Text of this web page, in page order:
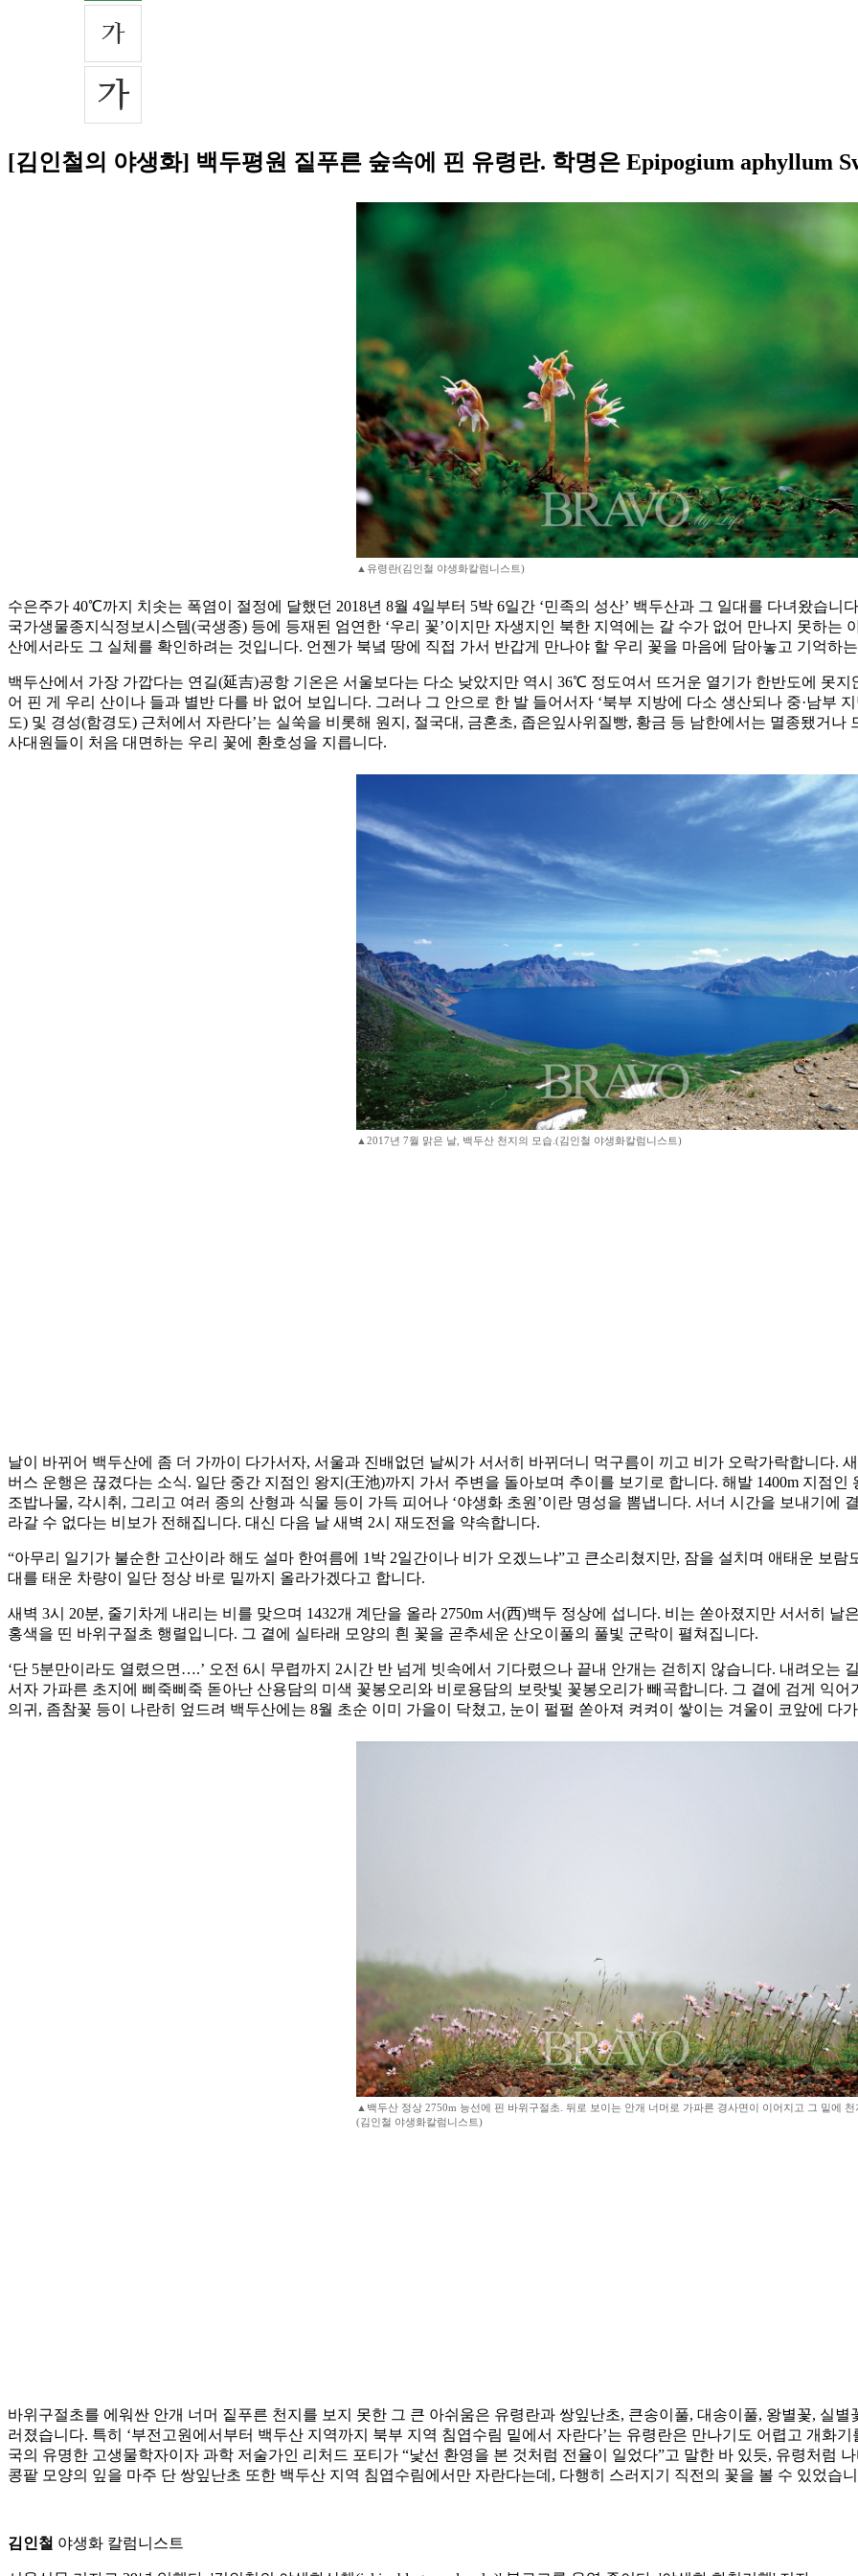
[김인철의 야생화] 백두평원 짙푸른 숲속에 핀 유령란. 학명은 Epipogium aphyllum
▲유령란(김인철 야생화칼럼니스트)
수은주가 40℃까지 치솟는 폭염이 절정에 달했던 2018년 8월 4일부터 5박 6일간 ‘민족의 성산’ 백두산과 그 일대를 다녀왔습
국가생물종지식정보시스템(국생종) 등에 등재된 엄연한 ‘우리 꽃’이지만 자생지인 북한 지역에는 갈 수가 없어 만나지 못하
산에서라도 그 실체를 확인하려는 것입니다. 언젠가 북녘 땅에 직접 가서 반갑게 만나야 할 우리 꽃을 마음에 담아놓고 기억하
백두산에서 가장 가깝다는 연길(延吉)공항 기온은 서울보다는 다소 낮았지만 역시 36℃ 정도여서 뜨거운 열기가 한반도에 못
어 핀 게 우리 산이나 들과 별반 다를 바 없어 보입니다. 그러나 그 안으로 한 발 들어서자 ‘북부 지방에 다소 생산되나 중·남부
도) 및 경성(함경도) 근처에서 자란다’는 실쑥을 비롯해 원지, 절국대, 금혼초, 좁은잎사위질빵, 황금 등 남한에서는 멸종됐거
사대원들이 처음 대면하는 우리 꽃에 환호성을 지릅니다.
▲2017년 7월 맑은 날, 백두산 천지의 모습.(김인철 야생화칼럼니스트)
날이 바뀌어 백두산에 좀 더 가까이 다가서자, 서울과 진배없던 날씨가 서서히 바뀌더니 먹구름이 끼고 비가 오락가락합니다.
버스 운행은 끊겼다는 소식. 일단 중간 지점인 왕지(王池)까지 가서 주변을 돌아보며 추이를 보기로 합니다. 해발 1400m 지점
조밥나물, 각시취, 그리고 여러 종의 산형과 식물 등이 가득 피어나 ‘야생화 초원’이란 명성을 뽐냅니다. 서너 시간을 보내기에
라갈 수 없다는 비보가 전해집니다. 대신 다음 날 새벽 2시 재도전을 약속합니다.
“아무리 일기가 불순한 고산이라 해도 설마 한여름에 1박 2일간이나 비가 오겠느냐”고 큰소리쳤지만, 잠을 설치며 애태운 보
대를 태운 차량이 일단 정상 바로 밑까지 올라가겠다고 합니다.
새벽 3시 20분, 줄기차게 내리는 비를 맞으며 1432개 계단을 올라 2750m 서(西)백두 정상에 섭니다. 비는 쏟아졌지만 서서히
홍색을 띤 바위구절초 행렬입니다. 그 곁에 실타래 모양의 흰 꽃을 곧추세운 산오이풀의 풀빛 군락이 펼쳐집니다.
‘단 5분만이라도 열렸으면….’ 오전 6시 무렵까지 2시간 반 넘게 빗속에서 기다렸으나 끝내 안개는 걷히지 않습니다. 내려오는
서자 가파른 초지에 삐죽삐죽 돋아난 산용담의 미색 꽃봉오리와 비로용담의 보랏빛 꽃봉오리가 빼곡합니다. 그 곁에 검게 익
의귀, 좀참꽃 등이 나란히 엎드려 백두산에는 8월 초순 이미 가을이 닥쳤고, 눈이 펄펄 쏟아져 켜켜이 쌓이는 겨울이 코앞에 다
▲백두산 정상 2750m 능선에 핀 바위구절초. 뒤로 보이는 안개 너머로 가파른 경사면이 이어지고 그 밑에
(김인철 야생화칼럼니스트)
바위구절초를 에워싼 안개 너머 짙푸른 천지를 보지 못한 그 큰 아쉬움은 유령란과 쌍잎난초, 큰송이풀, 대송이풀, 왕별꽃, 실
러졌습니다. 특히 ‘부전고원에서부터 백두산 지역까지 북부 지역 침엽수림 밑에서 자란다’는 유령란은 만나기도 어렵고 개화
국의 유명한 고생물학자이자 과학 저술가인 리처드 포티가 “낯선 환영을 본 것처럼 전율이 일었다”고 말한 바 있듯, 유령처럼
콩팥 모양의 잎을 마주 단 쌍잎난초 또한 백두산 지역 침엽수림에서만 자란다는데, 다행히 스러지기 직전의 꽃을 볼 수 있었습
김인철 야생화 칼럼니스트